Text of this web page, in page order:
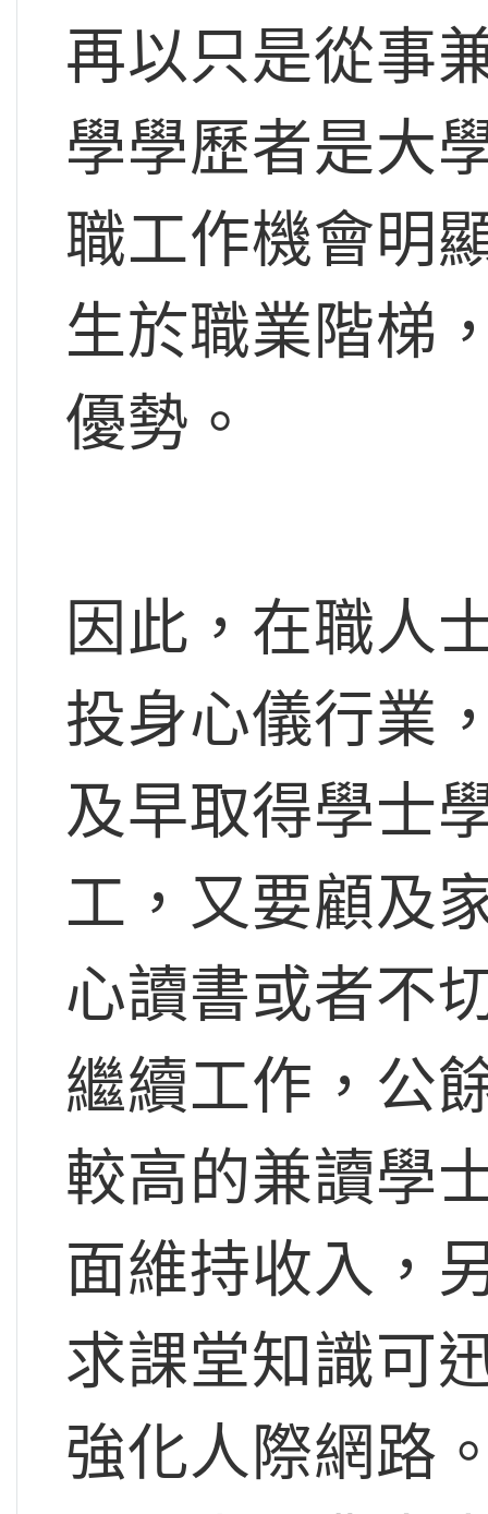
再以只是從事
學學歷者是大
職工作機會明
生於職業階梯
優勢。
因此，在職人
投身心儀行業
及早取得學士
工，又要顧及
心讀書或者不
繼續工作，公
較高的兼讀學
面維持收入，
求課堂知識可
強化人際網路